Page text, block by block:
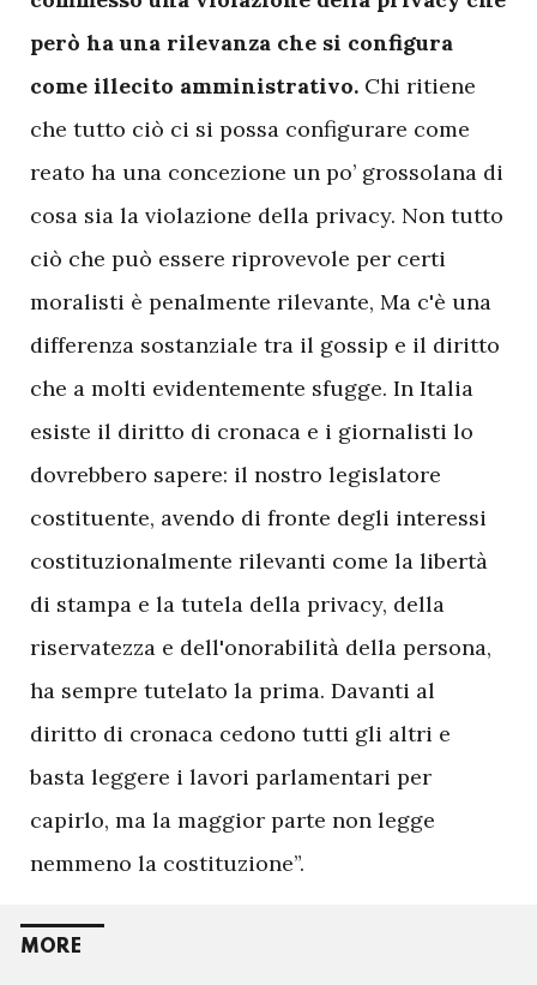
però ha una rilevanza che si configura
come illecito amministrativo. Chi ritiene
che tutto ciò ci si possa configurare come
reato ha una concezione un po’ grossolana di
cosa sia la violazione della privacy. Non tutto
ciò che può essere riprovevole per certi
moralisti è penalmente rilevante, Ma c'è una
differenza sostanziale tra il gossip e il diritto
che a molti evidentemente sfugge. In Italia
esiste il diritto di cronaca e i giornalisti lo
dovrebbero sapere: il nostro legislatore
costituente, avendo di fronte degli interessi
costituzionalmente rilevanti come la libertà
di stampa e la tutela della privacy, della
riservatezza e dell'onorabilità della persona,
ha sempre tutelato la prima. Davanti al
diritto di cronaca cedono tutti gli altri e
basta leggere i lavori parlamentari per
capirlo, ma la maggior parte non legge
nemmeno la costituzione”.
MORE